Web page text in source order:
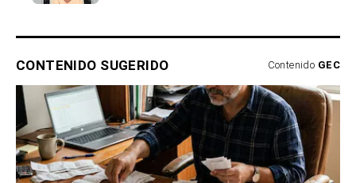
CONTENIDO SUGERIDO Contenido GEC